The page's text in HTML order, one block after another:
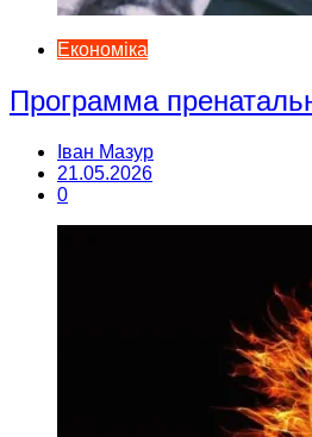
Економіка
Программа
Іван Мазур
21.05.2026
0